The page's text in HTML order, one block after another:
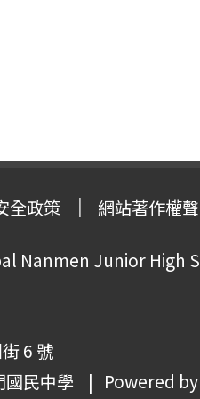
全政策 網站著作權
Nanmen Junior High
6 號
國民中學 | Powered by